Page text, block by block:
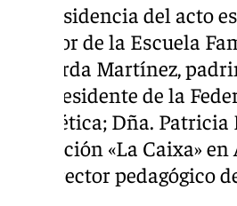
La presidencia del acto
director de la Escuela
Recuerda Martínez,
vicepresidente de la
Penibética; Dña.
Fundación «La Caixa»
subdirector pedagógico